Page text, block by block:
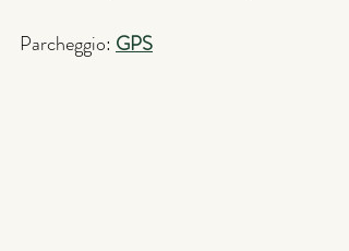
Parcheggio: GPS